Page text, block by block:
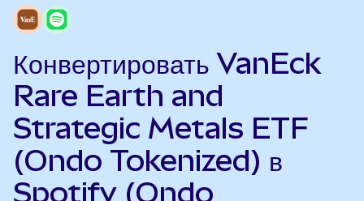
Конвертировать VanEck
Rare Earth and
Strategic Metals ETF
(Ondo Tokenized) в
Spotify (Ondo